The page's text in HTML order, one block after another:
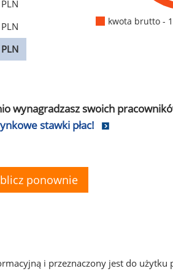
kwota brutto -
wynagradzasz swoich
stawki płac!
ponownie
i przeznaczony jest do użytku